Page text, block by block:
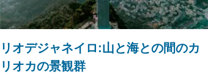
リオデジャネイロ:山と海との間のカ
リオカの景観群